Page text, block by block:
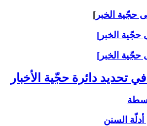
]
في تحديد دائرة حجّية الأخبار
السنن